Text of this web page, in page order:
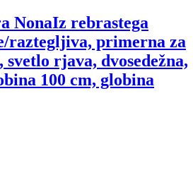
NonaIz rebrastega
raztegljiva, primerna za
rjava, dvosedežna,
100 cm, globina